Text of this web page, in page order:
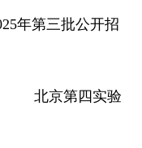
年第三批公开招
实验